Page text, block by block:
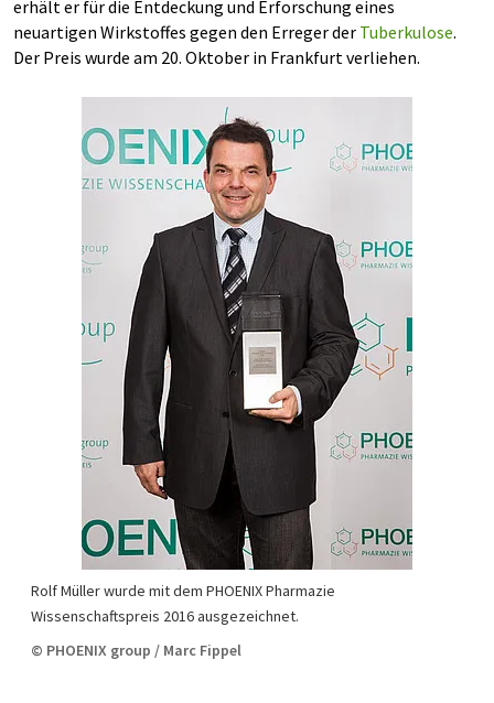
erhält er für die Entdeckung und Erforschung eines
neuartigen Wirkstoffes gegen den Erreger der Tuberkulose.
Der Preis wurde am 20. Oktober in Frankfurt verliehen.
Rolf Müller wurde mit dem PHOENIX Pharmazie
Wissenschaftspreis 2016 ausgezeichnet.
© PHOENIX group / Marc Fippel